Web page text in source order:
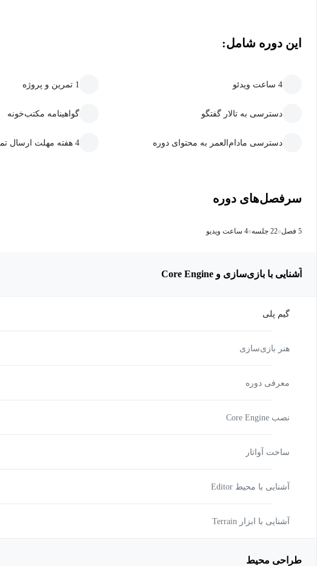
این دوره شامل:
4 ساعت ویدئو 1 تمرین و پروژه
دسترسی به تالار گفتگو گواهینامه مکتب‌خونه
دسترسی مادام‌العمر به محتوای دوره 4 هفته مهلت ارسال تمرین و پروژه
سرفصل‌های دوره
5 فصل 22 جلسه 4 ساعت ویدیو
آشنایی با بازی‌سازی و Core Engine
گیم پلی
هنر بازی‌سازی
معرفی دوره
نصب Core Engine
ساخت آواتار
آشنایی با محیط Editor
آشنایی با ابزار Terrain
طراحی محیط